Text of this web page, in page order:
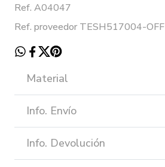
Ref. A04047
Ref. proveedor TESH517004-
Material
Info. Envío
Info. Devolución